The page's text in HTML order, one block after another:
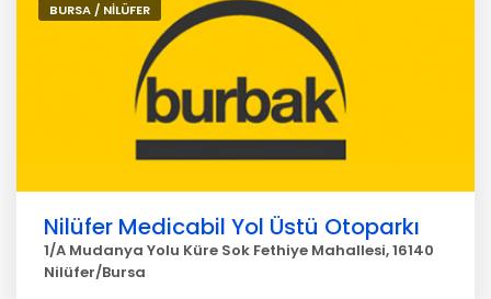
BURSA / NİLÜFER
Nilüfer Medicabil Yol Üstü Otoparkı
1/A Mudanya Yolu Küre Sok Fethiye Mahallesi, 16140
Nilüfer/Bursa